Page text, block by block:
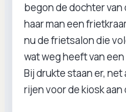
begon de dochter van
haar man een
nu de frietsalon die
wat weg heeft van
Bij drukte staan er,
rijen voor de kiosk